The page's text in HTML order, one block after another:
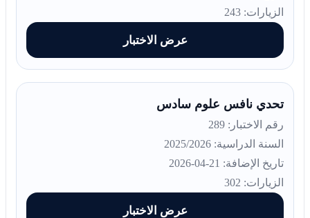
الزيارات: 243
عرض الاختبار
تحدي نافس علوم سادس
رقم الاختبار: 289
السنة الدراسية: 2025/2026
تاريخ الإضافة: 21-04-2026
الزيارات: 302
عرض الاختبار